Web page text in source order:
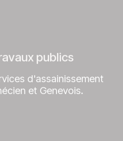
publics
d'assainissement
et Genevois.